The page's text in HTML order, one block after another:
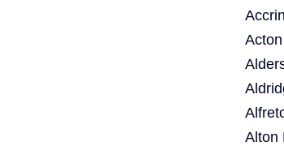
Alton